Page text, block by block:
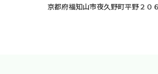
京都府福知山市夜久野町平野２０